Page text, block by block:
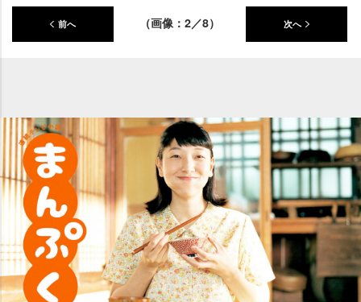
前へ （画像：2／8） 次へ